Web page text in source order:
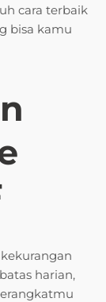
cara terbaik
bisa kamu
harian,